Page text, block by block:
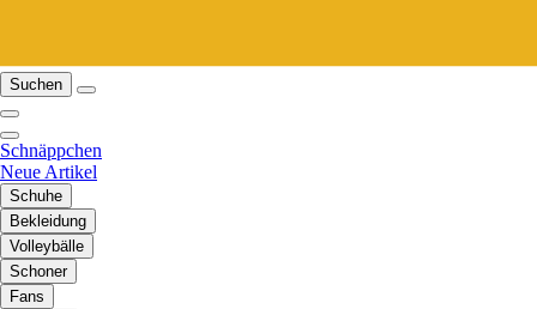
Suchen
Schnäppchen
Neue Artikel
Schuhe
Bekleidung
Volleybälle
Schoner
Fans